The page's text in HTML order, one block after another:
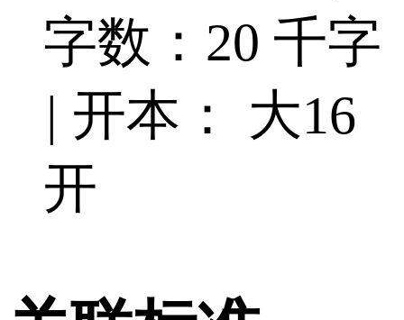
字数：20 千字
| 开本： 大16
开